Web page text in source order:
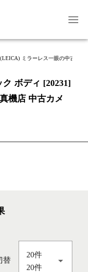
ミラーレス一眼の中古商品
ボディ [20231]
機店 中古カメ
替
20件
20件